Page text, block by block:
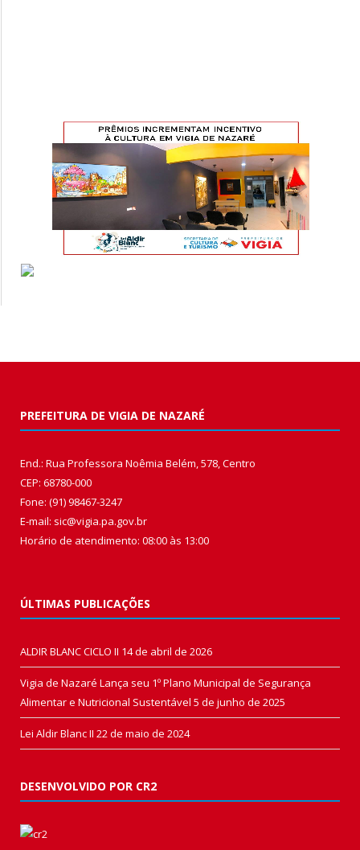
PREFEITURA DE VIGIA DE NAZARÉ
End.: Rua Professora Noêmia Belém, 578, Centro
CEP: 68780-000
Fone: (91) 98467-3247
E-mail: sic@vigia.pa.gov.br
Horário de atendimento: 08:00 às 13:00
ÚLTIMAS PUBLICAÇÕES
ALDIR BLANC CICLO II 14 de abril de 2026
Vigia de Nazaré Lança seu 1º Plano Municipal de Segurança
Alimentar e Nutricional Sustentável 5 de junho de 2025
Lei Aldir Blanc II 22 de maio de 2024
DESENVOLVIDO POR CR2